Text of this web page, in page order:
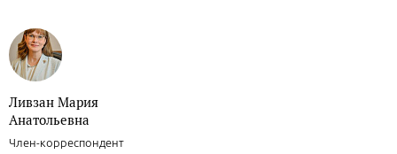
Ливзан Мария
Анатольевна
Член-корреспондент